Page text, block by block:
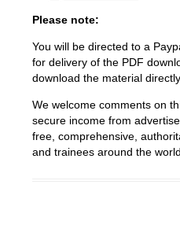
Please note:
You will be directed to a
for delivery of the PDF
download the material
We welcome comments on
secure income from
free, comprehensive,
and trainees around the